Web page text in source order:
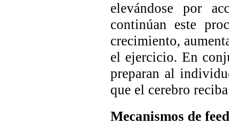
elevándose por
continúan este
crecimiento,
el ejercicio. En
preparan al
que el cerebro
Mecanismos de